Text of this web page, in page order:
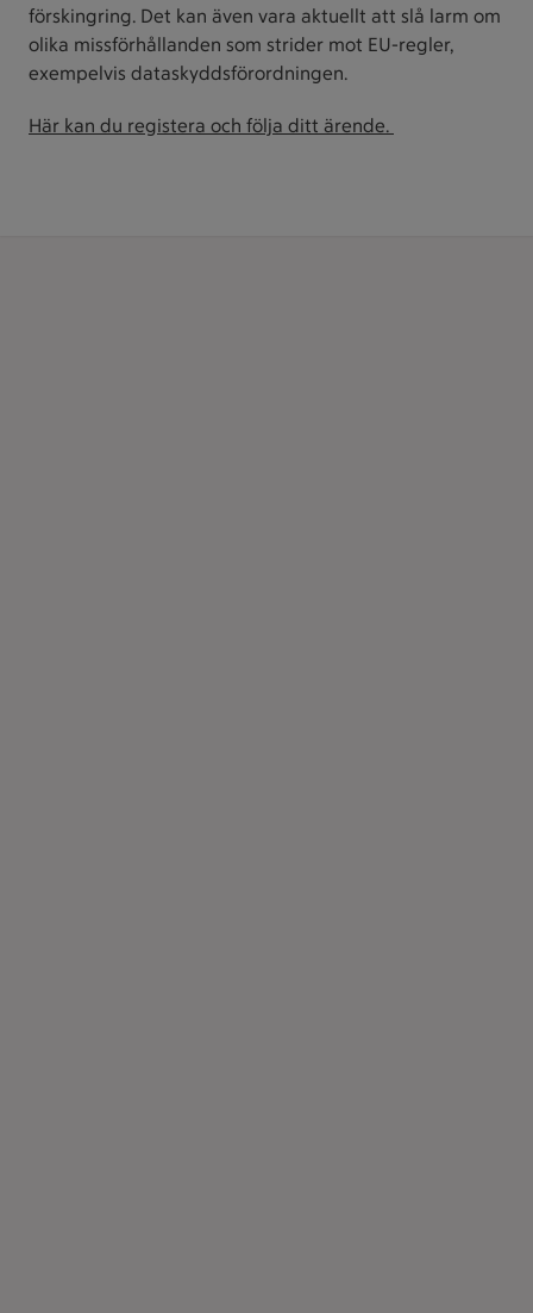
förskingring. Det kan även vara aktuellt att slå larm om
olika missförhållanden som strider mot EU-regler,
exempelvis dataskyddsförordningen.
Här kan du registera och följa ditt ärende.